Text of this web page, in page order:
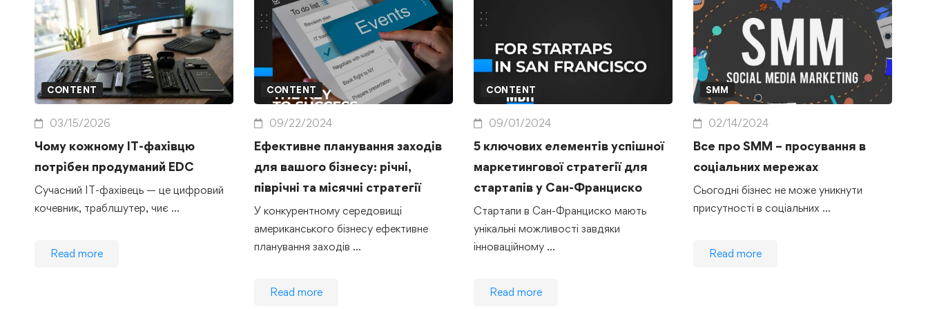
CONTENT
03/15/2026
Чому кожному IT-фахівцю
потрібен продуманий EDC
Сучасний IT-фахівець — це цифровий
кочевник, траблшутер, чиє …
Read more
CONTENT
09/22/2024
Ефективне планування заходів
для вашого бізнесу: річні,
піврічні та місячні стратегії
У конкурентному середовищі
американського бізнесу ефективне
планування заходів …
Read more
CONTENT
09/01/2024
5 ключових елементів успішної
маркетингової стратегії для
стартапів у Сан-Франциско
Стартапи в Сан-Франциско мають
унікальні можливості завдяки
інноваційному …
Read more
SMM
02/14/2024
Все про SMM – просування в
соціальних мережах
Сьогодні бізнес не може уникнути
присутності в соціальних …
Read more